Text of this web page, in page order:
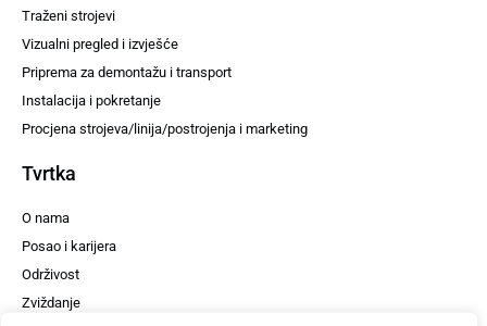
Traženi strojevi
Vizualni pregled i izvješće
Priprema za demontažu i transport
Instalacija i pokretanje
Procjena strojeva/linija/postrojenja i marketing
Tvrtka
O nama
Posao i karijera
Održivost
Zviždanje